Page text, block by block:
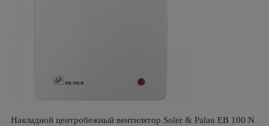
Накладной центробежный вентилятор Soler & Palau EB 100 N